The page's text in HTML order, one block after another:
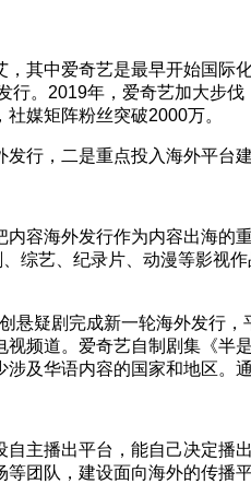
其中爱奇艺是最早开始国
。2019年，爱奇艺加大步
媒矩阵粉丝突破2000万。
行，二是重点投入海外平台建
容海外发行作为内容出海
综艺、纪录片、动漫等影视
悬疑剧完成新一轮海外发行
频道。爱奇艺自制剧集《
及华语内容的国家和地区。
主播出平台，能自己决定
团队，建设面向海外的传